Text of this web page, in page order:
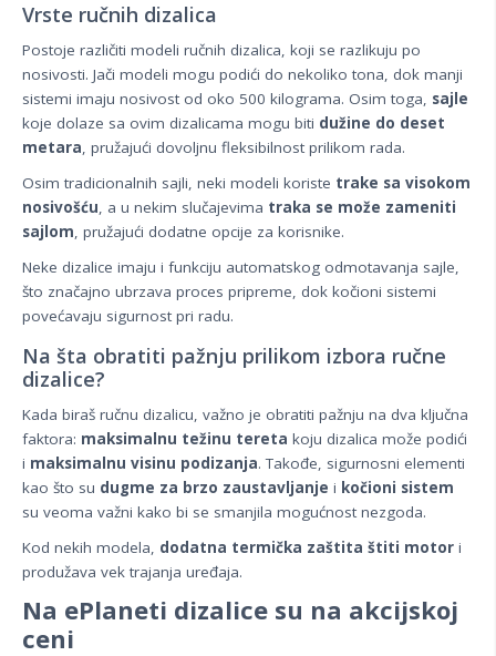
Vrste ručnih dizalica
Postoje različiti modeli ručnih dizalica, koji se razlikuju po
nosivosti. Jači modeli mogu podići do nekoliko tona, dok manji
sistemi imaju nosivost od oko 500 kilograma. Osim toga, sajle
koje dolaze sa ovim dizalicama mogu biti dužine do deset
metara, pružajući dovoljnu fleksibilnost prilikom rada.
Osim tradicionalnih sajli, neki modeli koriste trake sa visokom
nosivošću, a u nekim slučajevima traka se može zameniti
sajlom, pružajući dodatne opcije za korisnike.
Neke dizalice imaju i funkciju automatskog odmotavanja sajle,
što značajno ubrzava proces pripreme, dok kočioni sistemi
povećavaju sigurnost pri radu.
Na šta obratiti pažnju prilikom izbora ručne
dizalice?
Kada biraš ručnu dizalicu, važno je obratiti pažnju na dva ključna
faktora: maksimalnu težinu tereta koju dizalica može podići
i maksimalnu visinu podizanja. Takođe, sigurnosni elementi
kao što su dugme za brzo zaustavljanje i kočioni sistem
su veoma važni kako bi se smanjila mogućnost nezgoda.
Kod nekih modela, dodatna termička zaštita štiti motor i
produžava vek trajanja uređaja.
Na ePlaneti dizalice su na akcijskoj
ceni